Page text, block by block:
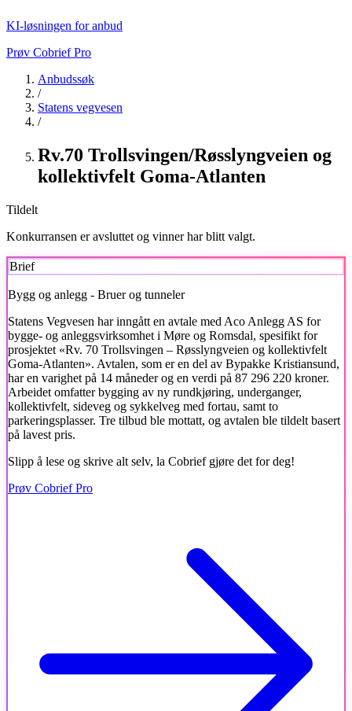
KI-løsningen for anbud
Prøv Cobrief Pro
Anbudssøk
/
Statens vegvesen
/
Rv.70 Trollsvingen/Røsslyngveien og
kollektivfelt Goma-Atlanten
Tildelt
Konkurransen er avsluttet og vinner har blitt valgt.
Brief
Bygg og anlegg - Bruer og tunneler
Statens Vegvesen har inngått en avtale med Aco Anlegg AS for
bygge- og anleggsvirksomhet i Møre og Romsdal, spesifikt for
prosjektet «Rv. 70 Trollsvingen – Røsslyngveien og kollektivfelt
Goma-Atlanten». Avtalen, som er en del av Bypakke Kristiansund,
har en varighet på 14 måneder og en verdi på 87 296 220 kroner.
Arbeidet omfatter bygging av ny rundkjøring, underganger,
kollektivfelt, sideveg og sykkelveg med fortau, samt to
parkeringsplasser. Tre tilbud ble mottatt, og avtalen ble tildelt basert
på lavest pris.
Slipp å lese og skrive alt selv, la Cobrief gjøre det for deg!
Prøv Cobrief Pro